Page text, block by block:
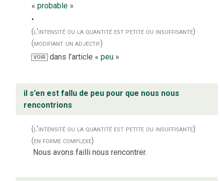
« probable »
(l'intensité ou la quantité est petite ou insuffisante)
(modifiant un adjectif)
VOIR dans l’article «peu »
il s’en est fallu de peu pour que nous nous
rencontrions
(l'intensité ou la quantité est petite ou insuffisante)
(en forme complexe)
Nous avons failli nous rencontrer.